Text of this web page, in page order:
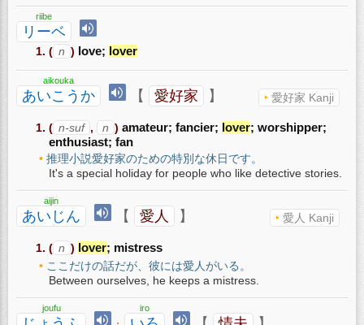
リーベ
riibe
( n ) love; lover
あいこうか
aikouka
【 愛好家 】 愛好家 Kanji
( n-suf , n ) amateur; fancier; lover; worshipper;
enthusiast; fan
推理小説愛好家のための特別な休日です。
It's a special holiday for people who like detective stories.
あいじん
aijin
【 愛人 】 愛人 Kanji
( n ) lover; mistress
ここだけの話だが、彼には愛人がいる。
Between ourselves, he keeps a mistress.
joufu iro